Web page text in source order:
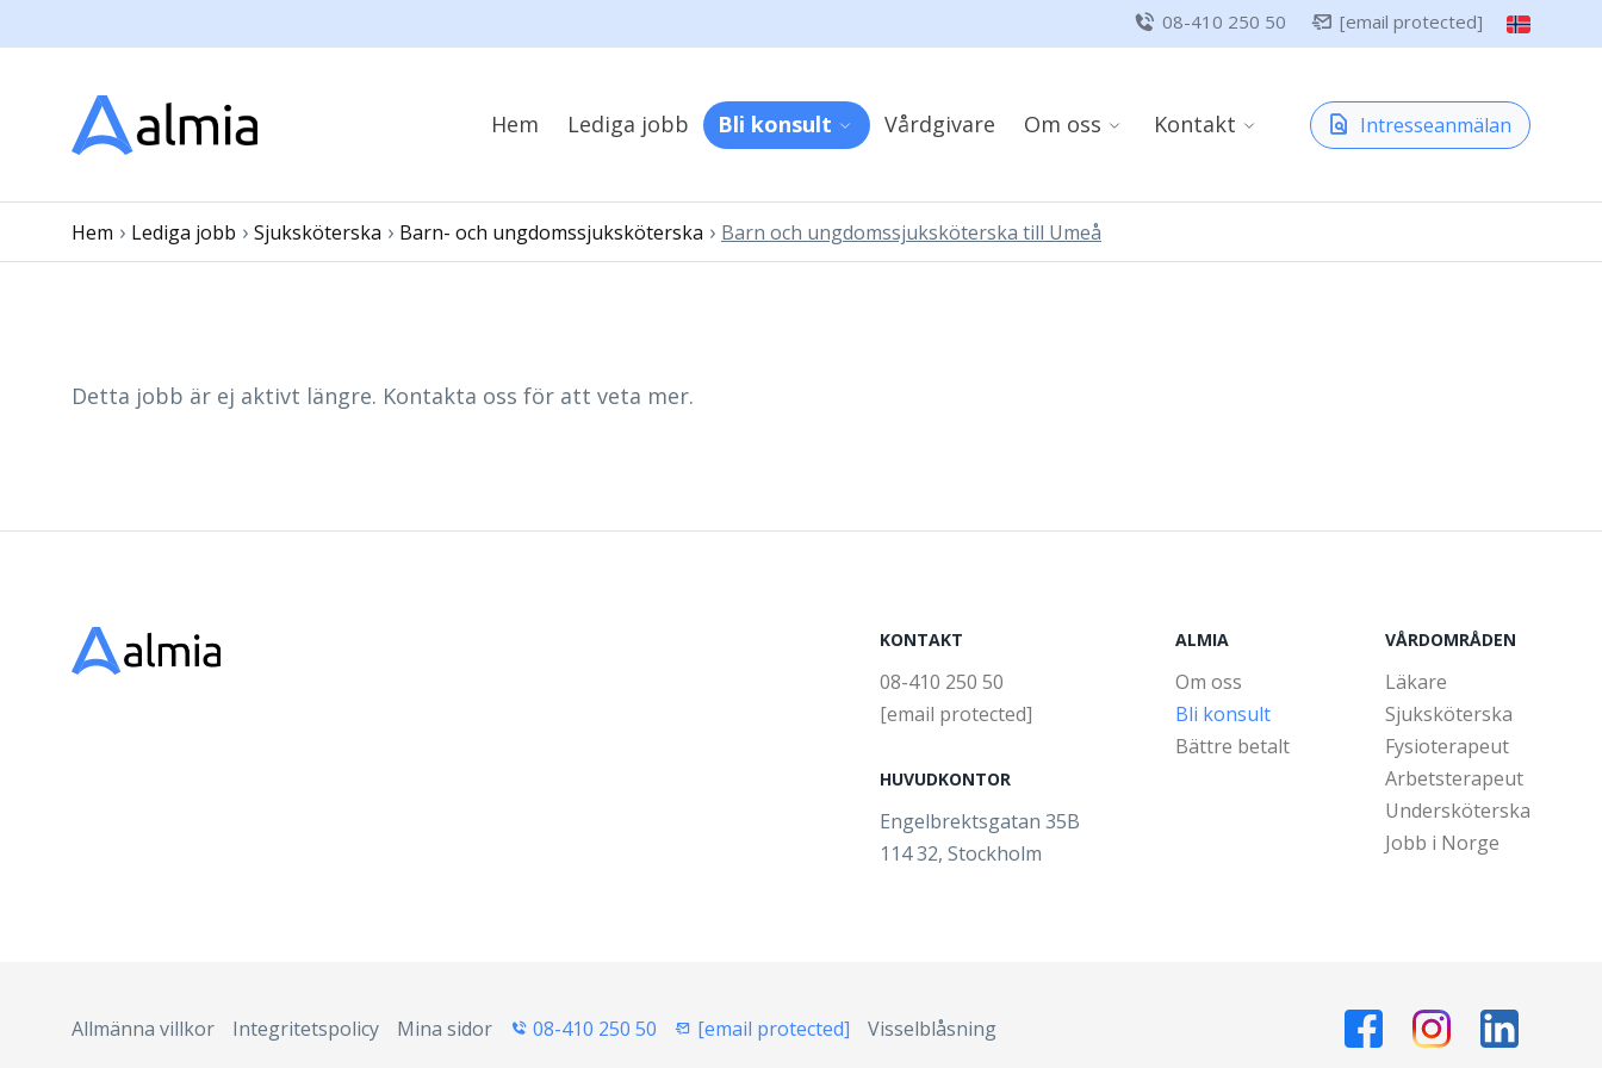
08-410 250 50 [email protected]
Hem Lediga jobb Bli konsult Vårdgivare Om oss Kontakt Intresseanmälan
Hem › Lediga jobb › Sjuksköterska › Barn- och ungdomssjuksköterska › Barn och ungdomssjuksköterska till Umeå
Detta jobb är ej aktivt längre. Kontakta oss för att veta mer.
KONTAKT
08-410 250 50
[email protected]
HUVUDKONTOR
Engelbrektsgatan 35B
114 32, Stockholm
ALMIA
Om oss
Bli konsult
Bättre betalt
VÅRDOMRÅDEN
Läkare
Sjuksköterska
Fysioterapeut
Arbetsterapeut
Undersköterska
Jobb i Norge
Allmänna villkor Integritetspolicy Mina sidor 08-410 250 50 [email protected] Visselblåsning